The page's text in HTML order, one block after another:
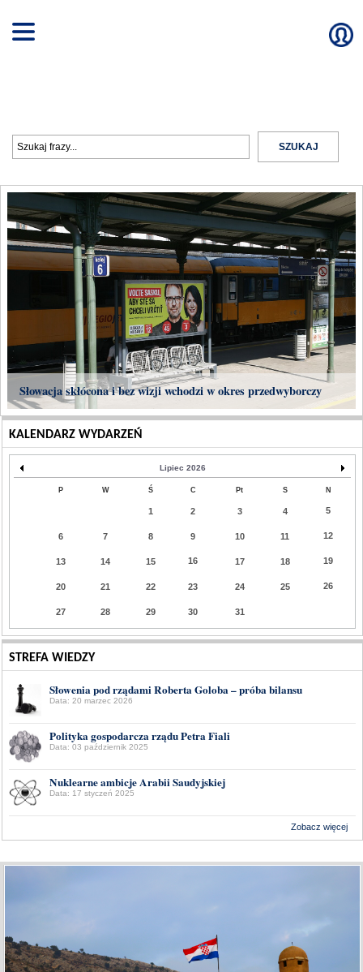
Słowacja skłócona i bez wizji wchodzi w okres przedwyborczy
KALENDARZ WYDARZEŃ
Lipiec 2026
P W Ś C Pt S N
1 2 3 4 5
6 7 8 9 10 11 12
13 14 15 16 17 18 19
20 21 22 23 24 25 26
27 28 29 30 31
STREFA WIEDZY
Słowenia pod rządami Roberta Goloba – próba bilansu
Data: 20 marzec 2026
Polityka gospodarcza rządu Petra Fiali
Data: 03 październik 2025
Nuklearne ambicje Arabii Saudyjskiej
Data: 17 styczeń 2025
Zobacz więcej